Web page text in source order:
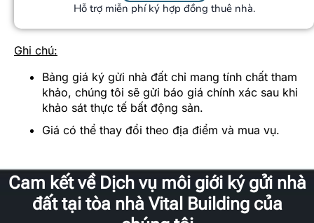
Hỗ trợ miễn phí ký hợp đồng thuê nhà.
Ghi chú:
Bảng giá ký gửi nhà đất chỉ mang tính chất tham
khảo, chúng tôi sẽ gửi báo giá chính xác sau khi
khảo sát thực tế bất động sản.
Giá có thể thay đổi theo địa điểm và mua vụ.
Cam kết về Dịch vụ môi giới ký gửi nhà
đất tại tòa nhà Vital Building của